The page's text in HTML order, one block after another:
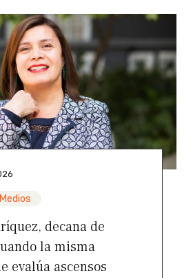
decana de
la misma
evalúa ascensos